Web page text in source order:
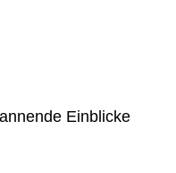
Einblicke